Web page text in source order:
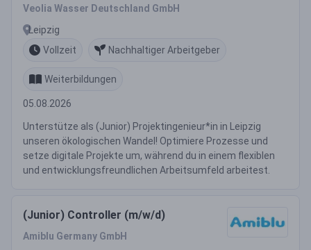
Veolia Wasser Deutschland GmbH
Leipzig
Vollzeit
Nachhaltiger Arbeitgeber
Weiterbildungen
05.08.2026
Unterstütze als (Junior) Projektingenieur*in in Leipzig
unseren ökologischen Wandel! Optimiere Prozesse und
setze digitale Projekte um, während du in einem flexiblen
und entwicklungsfreundlichen Arbeitsumfeld arbeitest.
(Junior) Controller (m/w/d)
Amiblu Germany GmbH